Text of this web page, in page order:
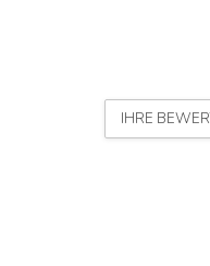
IHRE